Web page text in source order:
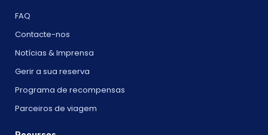
Cruzeiro com jantar Dine Out | City Cruises™
Cruzeiro com Brunch antecipado para o Dia da Mãe em
Boston | City Cruises™
Cruzeiro de Páscoa
FAQ
Contacte-nos
Notícias & Imprensa
Gerir a sua reserva
Programa de recompensas
Parceiros de viagem